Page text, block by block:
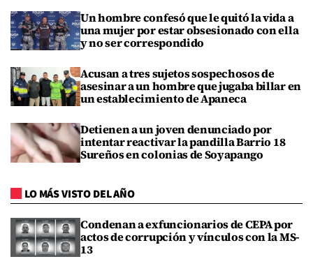
Un hombre confesó que le quitó la vida a
una mujer por estar obsesionado con ella
y no ser correspondido
Acusan a tres sujetos sospechosos de
asesinar a un hombre que jugaba billar en
un establecimiento de Apaneca
Detienen a un joven denunciado por
intentar reactivar la pandilla Barrio 18
Sureños en colonias de Soyapango
LO MÁS VISTO DEL AÑO
Condenan a exfuncionarios de CEPA por
actos de corrupción y vínculos con la MS-
13